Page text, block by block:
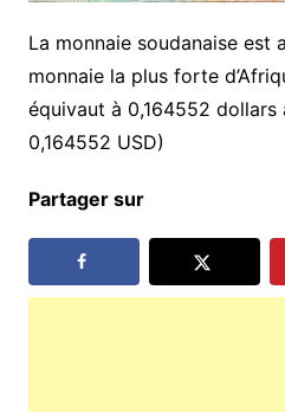
La monnaie soudanaise est
monnaie la plus forte
équivaut à 0,164552 dollars
0,164552 USD)
Partager sur